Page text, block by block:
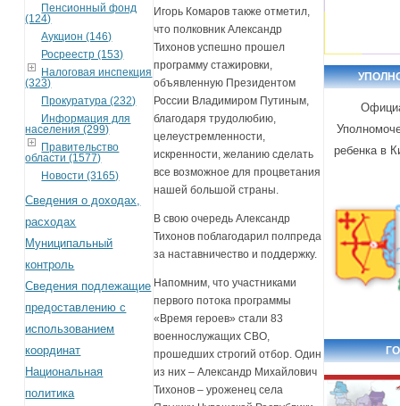
Пенсионный фонд
(124)
Аукцион (146)
Росреестр (153)
Налоговая инспекция
(323)
Прокуратура (232)
Информация для
населения (299)
Правительство
области (1577)
Новости (3165)
Сведения о доходах,
расходах
Муниципальный
контроль
Сведения подлежащие
предоставлению с
использованием
координат
Национальная
политика
Игорь Комаров также отметил,
что полковник Александр
Тихонов успешно прошел
программу стажировки,
объявленную Президентом
России Владимиром Путиным,
благодаря трудолюбию,
целеустремленности,
искренности, желанию сделать
все возможное для процветания
нашей большой страны.
В свою очередь Александр
Тихонов поблагодарил полпреда
за наставничество и поддержку.
Напомним, что участниками
первого потока программы
«Время героев» стали 83
военнослужащих СВО,
прошедших строгий отбор. Один
из них – Александр Михайлович
Тихонов – уроженец села
ребенка в